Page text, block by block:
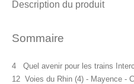
Description du produit
Sommaire
4 Quel avenir pour les trains
12 Voies du Rhin (4) - Mayence